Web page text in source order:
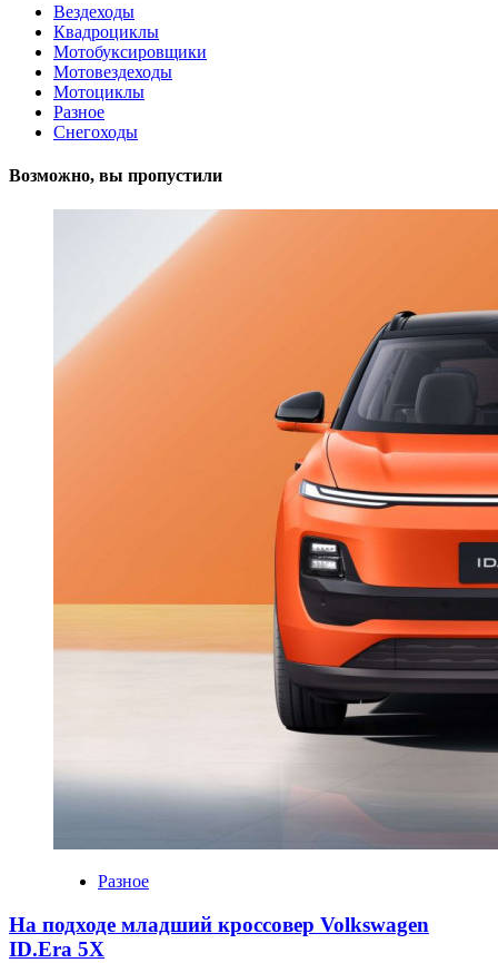
Вездеходы
Квадроциклы
Мотобуксировщики
Мотовездеходы
Мотоциклы
Разное
Снегоходы
Возможно, вы пропустили
Разное
На подходе младший кроссовер Volkswagen
ID.Era 5X